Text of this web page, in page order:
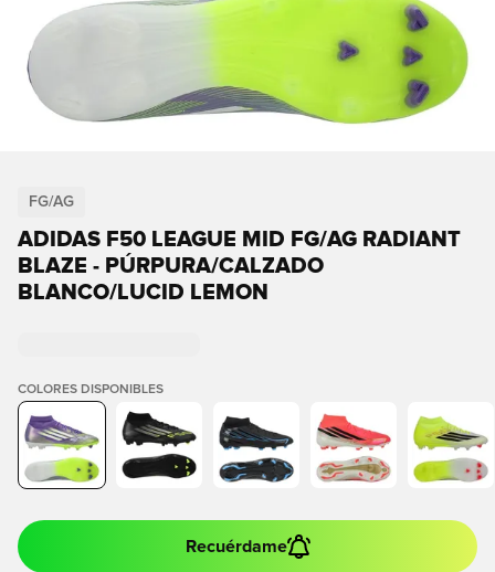
FG/AG
ADIDAS F50 LEAGUE MID FG/AG RADIANT
BLAZE - PÚRPURA/CALZADO
BLANCO/LUCID LEMON
COLORES DISPONIBLES
Recuérdame